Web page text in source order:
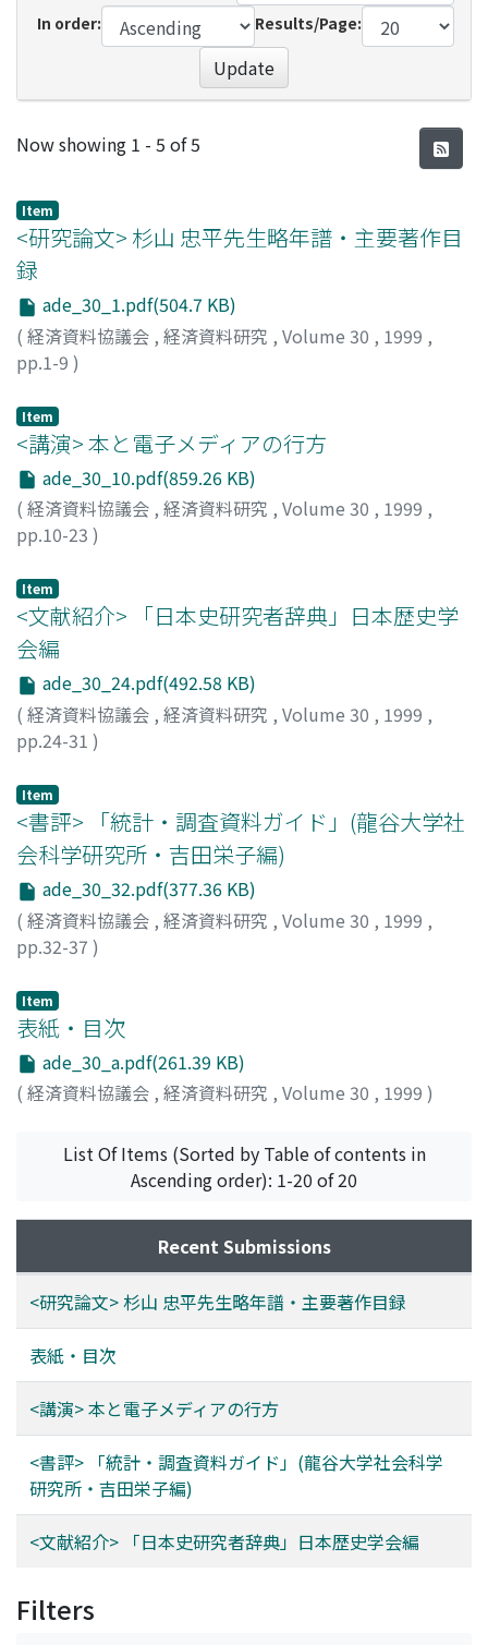
In order:
Results/Page:
Update
Recent Submissions
Now showing 1 - 5 of 5
Item
<研究論文> 杉山 忠平先生略年譜・主要著作目
録
ade_30_1.pdf(504.7 KB)
( 経済資料協議会 , 経済資料研究 , Volume 30 , 1999 ,
pp.1-9 )
Item
<講演> 本と電子メディアの行方
ade_30_10.pdf(859.26 KB)
( 経済資料協議会 , 経済資料研究 , Volume 30 , 1999 ,
pp.10-23 )
Item
<文献紹介> 「日本史研究者辞典」日本歴史学
会編
ade_30_24.pdf(492.58 KB)
( 経済資料協議会 , 経済資料研究 , Volume 30 , 1999 ,
pp.24-31 )
Item
<書評> 「統計・調査資料ガイド」(龍谷大学社
会科学研究所・吉田栄子編)
ade_30_32.pdf(377.36 KB)
( 経済資料協議会 , 経済資料研究 , Volume 30 , 1999 ,
pp.32-37 )
Item
表紙・目次
ade_30_a.pdf(261.39 KB)
( 経済資料協議会 , 経済資料研究 , Volume 30 , 1999 )
List Of Items (Sorted by Table of contents in
Ascending order): 1-20 of 20
Recent Submissions
<研究論文> 杉山 忠平先生略年譜・主要著作目録
表紙・目次
<講演> 本と電子メディアの行方
<書評> 「統計・調査資料ガイド」(龍谷大学社会科学
研究所・吉田栄子編)
<文献紹介> 「日本史研究者辞典」日本歴史学会編
Filters